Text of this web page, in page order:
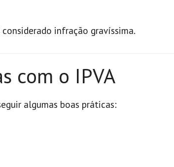
infração gravíssima.
com o IPVA
algumas boas práticas: